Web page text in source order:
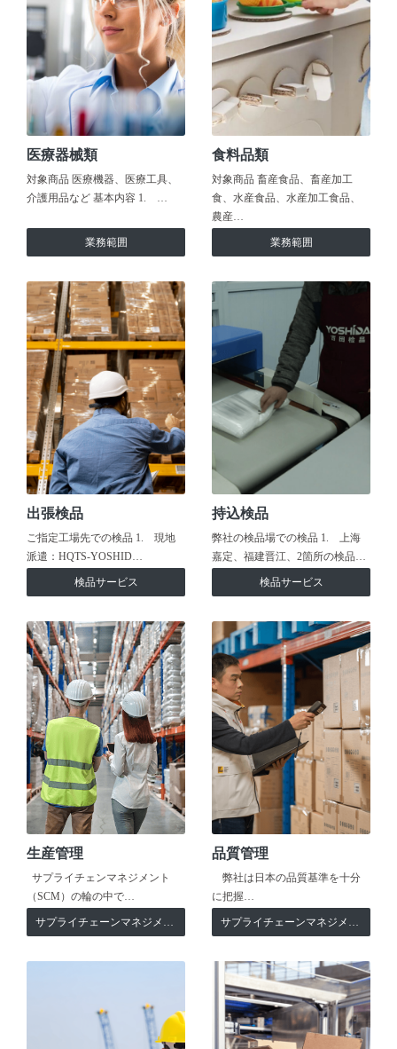
医療器械類
対象商品 医療機器、医療工具、
介護用品など 基本内容 1. …
業務範囲
食料品類
対象商品 畜産食品、畜産加工
食、水産食品、水産加工食品、
農産…
業務範囲
出張検品
ご指定工場先での検品 1. 現地
派遣：HQTS-YOSHID…
検品サービス
持込検品
弊社の検品場での検品 1. 上海
嘉定、福建晋江、2箇所の検品…
検品サービス
生産管理
サプライチェンマネジメント
（SCM）の輪の中で…
サプライチェーンマネジメント
品質管理
弊社は日本の品質基準を十分
に把握…
サプライチェーンマネジメント